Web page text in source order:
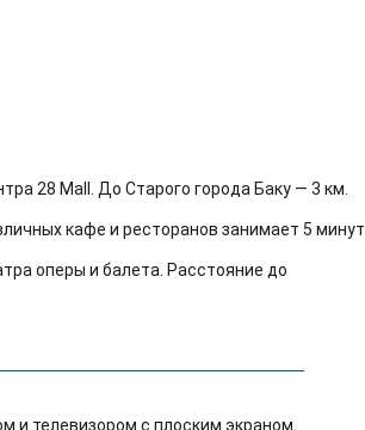
28 Mall. До Старого города Баку — 3 км.
кафе и ресторанов занимает 5 минут.
оперы и балета. Расстояние до
и телевизором с плоским экраном.